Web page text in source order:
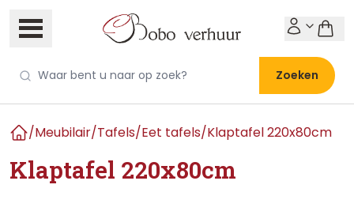
Zoeken
/Meubilair/Tafels/Eet tafels/Klaptafel 220x80cm
Klaptafel 220x80cm